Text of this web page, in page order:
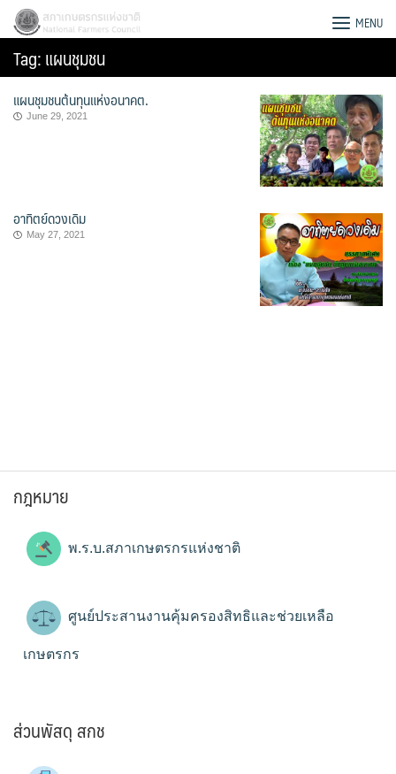
Skip
content
สภาเกษตรกรแห่งชาติ MENU
Tag:แผนชุมชน
แผนชุมชนต้นทุนแห่งอนาคต.
June 29, 2021
อาทิตย์ดวงเดิม
May 27, 2021
กฎหมาย
พ.ร.บ.สภาเกษตรกรแห่งชาติ
ศูนย์ประสานงานคุ้มครองสิทธิและช่วยเหลือ
เกษตรกร
ส่วนพัสดุ สกช